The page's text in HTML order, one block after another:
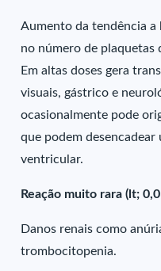
Aumento da tendência a
no número de plaquetas
Em altas doses gera
visuais, gástrico e
ocasionalmente pode
que podem
ventricular.
Reação muito rara (lt;
Danos renais como
trombocitopenia.